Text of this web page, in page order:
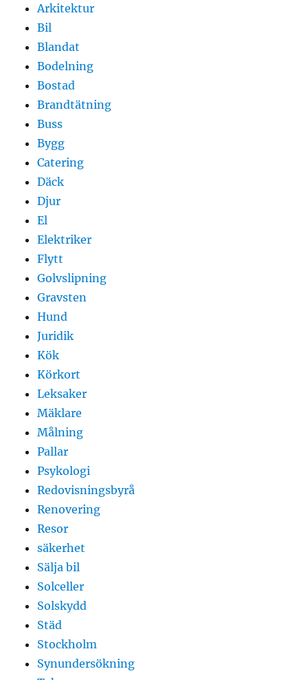
Arkitektur
Bil
Blandat
Bodelning
Bostad
Brandtätning
Buss
Bygg
Catering
Däck
Djur
El
Elektriker
Flytt
Golvslipning
Gravsten
Hund
Juridik
Kök
Körkort
Leksaker
Mäklare
Målning
Pallar
Psykologi
Redovisningsbyrå
Renovering
Resor
säkerhet
Sälja bil
Solceller
Solskydd
Städ
Stockholm
Synundersökning